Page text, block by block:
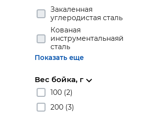
Закаленная
углеродистая сталь
Кованая
инструментальнаяй
сталь
Показать еще
Вес бойка, г
100 (2)
200 (3)